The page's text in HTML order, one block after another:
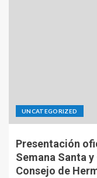
UNCATEGORIZED
Presentación
Semana Santa
Consejo de